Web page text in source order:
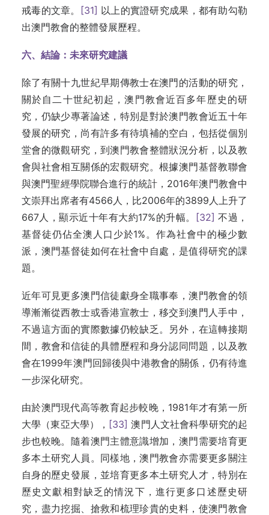
戒毒的文章。
[31] 以上的實證研究成果，都有助勾勒
出澳門教會的整體發展歷程。
六、結論：未來研究建議
除了有關十九世紀早期傳教士在澳門的活動的研究，
關於自二十世紀初起，澳門教會近百多年歷史的研
究，仍缺少專著論述，特別是對於澳門教會近五十年
發展的研究，尚有許多有待填補的空白，包括從個別
堂會的微觀研究，到澳門教會整體狀況分析，以及教
會與社會相互關係的宏觀研究。根據澳門基督教聯會
與澳門聖經學院聯合進行的統計，2016年澳門教會中
文崇拜出席者有4566人，比2006年的3899人上升了
667人，顯示近十年有大約17%的升幅。
[32] 不過，
基督徒仍佔全澳人口少於1%。作為社會中的極少數
派，澳門基督徒如何在社會中自處，是值得研究的課
題。
近年可見更多澳門信徒獻身全職事奉，澳門教會的領
導漸漸從西教士或香港宣教士，移交到澳門人手中，
不過這方面的實際數據仍較缺乏。另外，在這轉接期
間，教會和信徒的具體歷程和身分認同問題，以及教
會在1999年澳門回歸後與中港教會的關係，仍有待進
一步深化研究。
由於澳門現代高等教育起步較晚，1981年才有第一所
大學（東亞大學）， [33] 澳門人文社會科學研究的起
步也較晚。隨着澳門主體意識增加，澳門需要培育更
多本土研究人員。同樣地，澳門教會亦需要更多關注
自身的歷史發展，並培育更多本土研究人才，特別在
歷史文獻相對缺乏的情況下，進行更多口述歷史研
究，盡力挖掘、搶救和梳理珍貴的史料，使澳門教會